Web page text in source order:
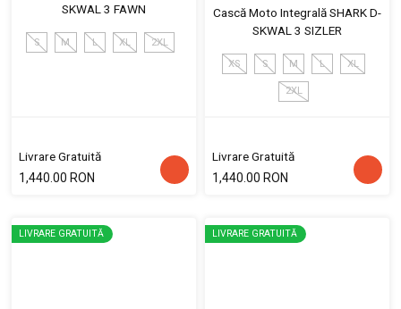
SKWAL 3 FAWN
S M L XL 2XL
Livrare Gratuită
1,440.00 RON
Cască Moto Integrală SHARK D-
SKWAL 3 SIZLER
XS S M L XL
2XL
Livrare Gratuită
1,440.00 RON
LIVRARE GRATUITĂ LIVRARE GRATUITĂ